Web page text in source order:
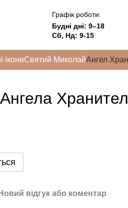
Графік роботи:
Будні дні: 9–18
Сб, Нд: 9-15
ікониСвятий МиколайАнгел
Ангела
Новий відгук або коментар